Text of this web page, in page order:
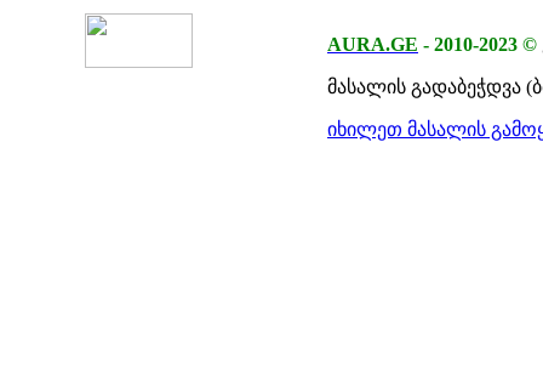
AURA.GE - 2010-2023 ©
მასალის გადაბეჭდვა
იხილეთ მასალის